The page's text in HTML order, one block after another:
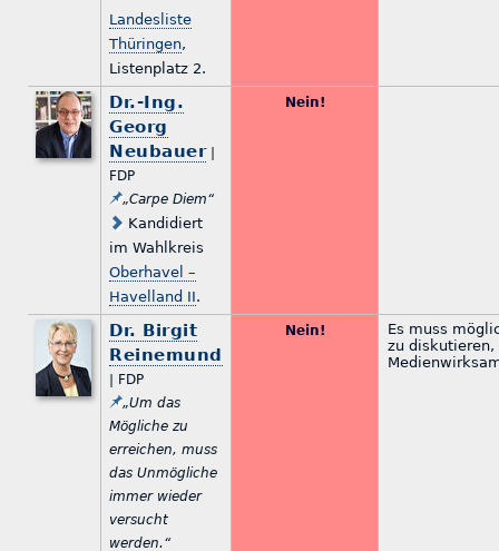
Landesliste
Thüringen,
Listenplatz 2.
Dr.-Ing.
Georg
Neubauer|
FDP
„Carpe Diem“
Kandidiert
im Wahlkreis
Oberhavel –
Havelland II.
Nein!
Dr. Birgit
Reinemund
| FDP
„Um das
Mögliche zu
erreichen, muss
das Unmögliche
immer wieder
versucht
werden.“
Nein!
Es muss
zu diskutieren,